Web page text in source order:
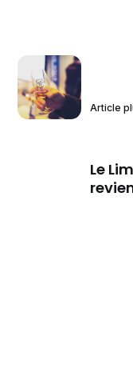
Article
Le